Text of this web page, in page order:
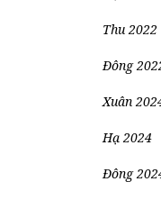
Thu 2022
Đông
Xuân
Hạ 2024
Đông